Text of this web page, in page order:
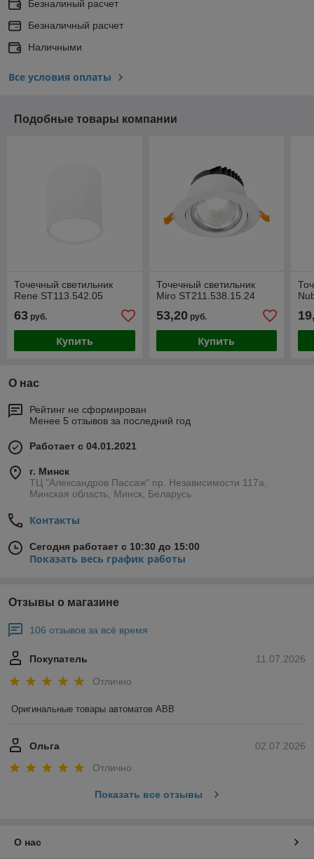
Безналиный расчет
Безналичный расчет
Наличными
Все условия оплаты
Подобные товары компании
Точечный светильник
Rene ST113.542.05
63 руб.
Купить
Точечный светильник
Miro ST211.538.15.24
53,20руб.
Купить
О нас
Рейтинг не сформирован
Менее 5 отзывов за последний год
Работает с 04.01.2021
г. Минск
ТЦ "Александров Пассаж" пр. Независимости 117а,
Минская область, Минск, Беларусь
Контакты
Сегодня работает с 10:30 до 15:00
Показать весь график работы
Отзывы о магазине
106 отзывов за всё время
11.07.2026
Покупатель
Отлично
Оригинальные товары автоматов ABB
02.07.2026
Ольга
Отлично
Показать все отзывы
О нас